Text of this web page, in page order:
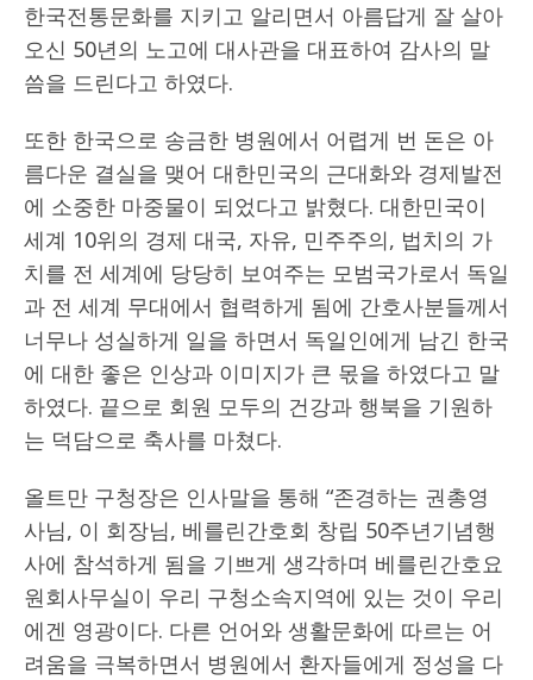
한국전통문화를 지키고 알리면서 아름답게 잘 살아
오신 50년의 노고에 대사관을 대표하여 감사의 말
씀을 드린다고 하였다.
또한 한국으로 송금한 병원에서 어렵게 번 돈은 아
름다운 결실을 맺어 대한민국의 근대화와 경제발전
에 소중한 마중물이 되었다고 밝혔다. 대한민국이
세계 10위의 경제 대국, 자유, 민주주의, 법치의 가
치를 전 세계에 당당히 보여주는 모범국가로서 독일
과 전 세계 무대에서 협력하게 됨에 간호사분들께서
너무나 성실하게 일을 하면서 독일인에게 남긴 한국
에 대한 좋은 인상과 이미지가 큰 몫을 하였다고 말
하였다. 끝으로 회원 모두의 건강과 행북을 기원하
는 덕담으로 축사를 마쳤다.
올트만 구청장은 인사말을 통해 “존경하는 권총영
사님, 이 회장님, 베를린간호회 창립 50주년기념행
사에 참석하게 됨을 기쁘게 생각하며 베를린간호요
원회사무실이 우리 구청소속지역에 있는 것이 우리
에겐 영광이다. 다른 언어와 생활문화에 따르는 어
려움을 극복하면서 병원에서 환자들에게 정성을 다